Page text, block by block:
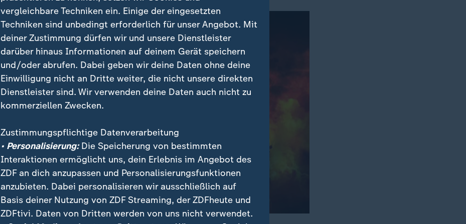
vergleichbare Techniken ein. Einige der eingesetzten
Techniken sind unbedingt erforderlich für unser Angebot. Mit
deiner Zustimmung dürfen wir und unsere Dienstleister
darüber hinaus Informationen auf deinem Gerät speichern
und/oder abrufen. Dabei geben wir deine Daten ohne deine
Einwilligung nicht an Dritte weiter, die nicht unsere direkten
Dienstleister sind. Wir verwenden deine Daten auch nicht zu
kommerziellen Zwecken.
Zustimmungspflichtige Datenverarbeitung
• Personalisierung:Die Speicherung von bestimmten
Interaktionen ermöglicht uns, dein Erlebnis im Angebot des
ZDF an dich anzupassen und Personalisierungsfunktionen
anzubieten. Dabei personalisieren wir ausschließlich auf
Basis deiner Nutzung von ZDF Streaming, der ZDFheute und
ZDFtivi. Daten von Dritten werden von uns nicht verwendet.